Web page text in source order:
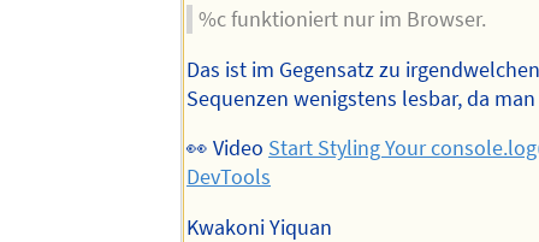
%c funktioniert nur im Browser.
Das ist im Gegensatz zu
Sequenzen wenigstens lesbar, da
👀 Video Start Styling Your
DevTools
Kwakoni Yiquan